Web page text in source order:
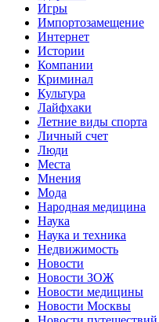
Игры
Импортозамещение
Интернет
Истории
Компании
Криминал
Культура
Лайфхаки
Летние виды спорта
Личный счет
Люди
Места
Мнения
Мода
Народная медицина
Наука
Наука и техника
Недвижимость
Новости
Новости ЗОЖ
Новости медицины
Новости Москвы